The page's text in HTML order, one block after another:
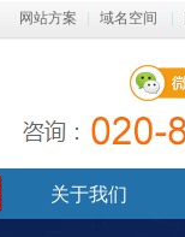
域名空间
网站方案
关于我们